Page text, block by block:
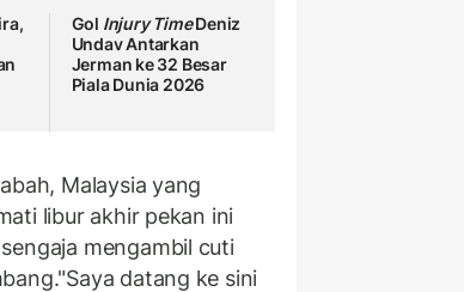
Gol Injury TimeDeniz
Undav Antarkan
Jerman ke 32 Besar
Piala Dunia 2026
Malaysia yang
libur akhir pekan ini
mengambil cuti
"Saya datang ke sini